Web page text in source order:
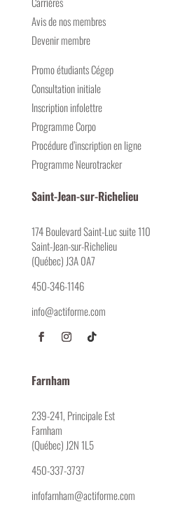
Avis de nos membres
Devenir membre
Promo étudiants Cégep
Consultation initiale
Inscription infolettre
Programme Corpo
Procédure d’inscription en ligne
Programme Neurotracker
Saint-Jean-sur-Richelieu
174 Boulevard Saint-Luc suite 110
Saint-Jean-sur-Richelieu
(Québec) J3A 0A7
450-346-1146
info@actiforme.com
Farnham
239-241, Principale Est
Farnham
(Québec) J2N 1L5
450-337-3737
infofarnham@actiforme.com